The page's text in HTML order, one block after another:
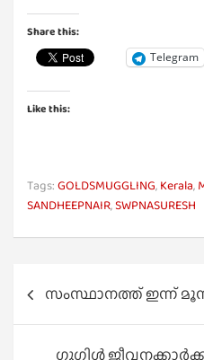
Share this:
Telegram
Like this:
Tags: GOLDSMUGGLING, Kerala,
SANDHEEPNAIR,SWPNASURESH
navigation
സംസ്ഥാനത്ത് ഇന്ന്
ഗൂ​ഗി​ൾ